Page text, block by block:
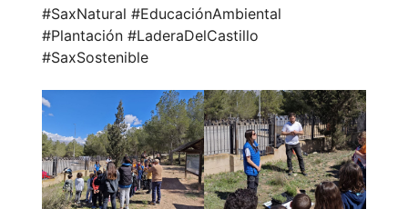
#SaxNatural #EducaciónAmbiental
#Plantación #LaderaDelCastillo
#SaxSostenible